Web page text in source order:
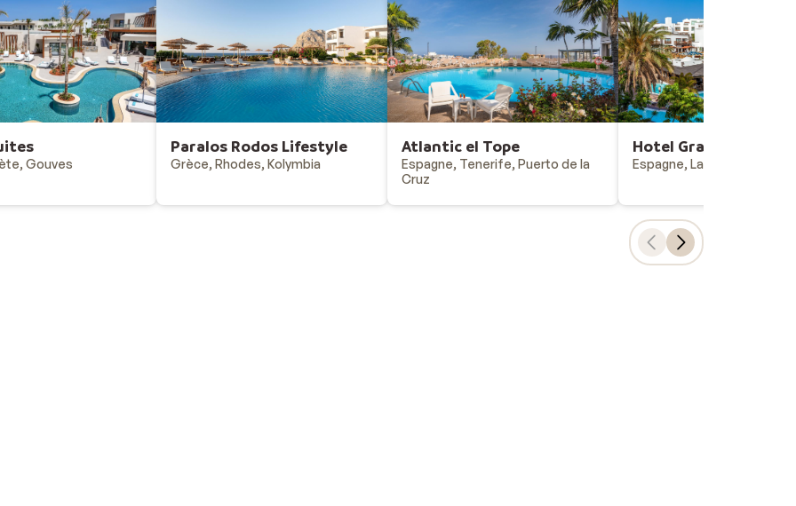
Gouves
Paralos Rodos Lifestyle
Grèce, Rhodes, Kolymbia
Atlantic el Tope
Espagne, Tenerife, Puerto de la
Cruz
Hotel Gran Castillo
Espagne, Lanzarote, Playa